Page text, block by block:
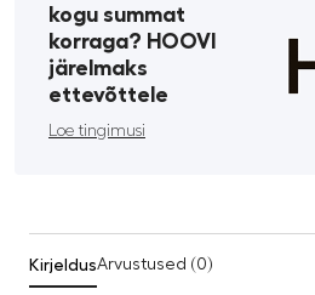
kogu summat
korraga? HOOVI
järelmaks
ettevõttele
Loe tingimusi
KirjeldusArvustused (0)